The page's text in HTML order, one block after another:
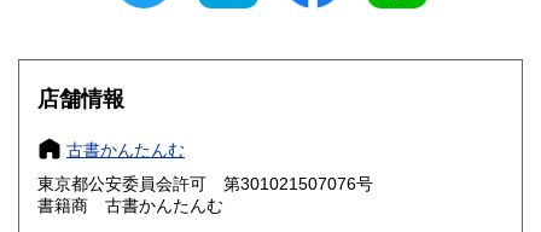
大阪府
奈良県
鳥取県 300円 島根県
店舗情報
古書かんたんむ
東京都公安委員会許可 第301021507076号
書籍商 古書かんたんむ